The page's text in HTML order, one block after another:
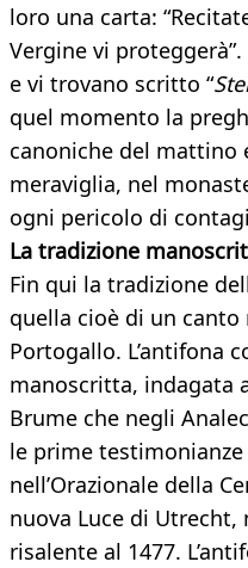
loro una carta:
Vergine vi
e vi trovano scritto “
quel momento la
canoniche del mattino
meraviglia, nel
ogni pericolo di
La tradizione
Fin qui la tradizione
quella cioè di un canto
Portogallo. L’antifona
manoscritta, indagata
Brume che negli
le prime
nell’Orazionale della
nuova Luce di Utrecht,
risalente al 1477.